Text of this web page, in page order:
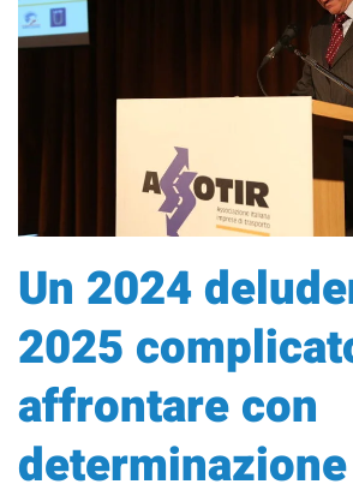
Un 2024
2025
affrontare con
determinazione